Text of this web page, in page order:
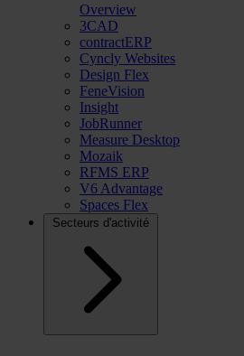
Overview
3CAD
contractERP
Cyncly Websites
Design Flex
FeneVision
Insight
JobRunner
Measure Desktop
Mozaik
RFMS ERP
V6 Advantage
Spaces Flex
Secteurs d'activité